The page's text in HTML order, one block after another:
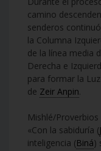
camino
senderos
la Columna
de la línea media
Derecha e
para formar la Luz
de Zeir Anpin.
Mishlé/Proverbios
«Con la sabiduría (
inteligencia (Biná)